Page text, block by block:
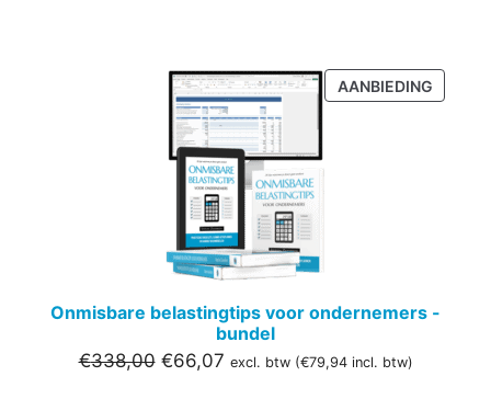
AANBIEDING
IN
Onmisbare belastingtips voor ondernemers -
bundel
€338,00 Oorspronkelijke
€66,07Huidige
excl. btw (€79,94incl. btw)